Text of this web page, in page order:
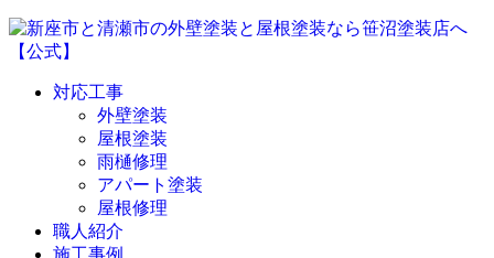
対応工事
外壁塗装
屋根塗装
雨樋修理
アパート塗装
屋根修理
職人紹介
施工事例